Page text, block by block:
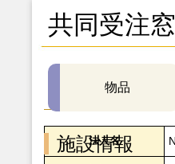
共同受注
物品
施設情報
法人名